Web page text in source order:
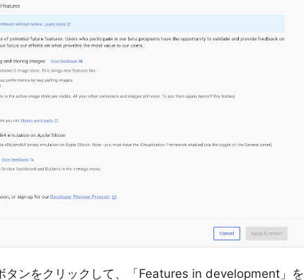
タンをクリックして、「Features in development」を